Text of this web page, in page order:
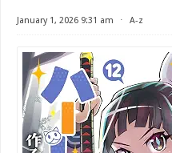
January 1, 2026 9:31 am ⋅ A-z